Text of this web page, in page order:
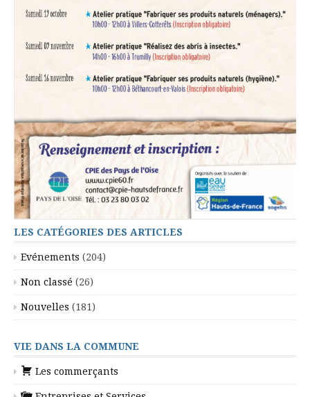
LES CATÉGORIES DES ARTICLES
Evénements (204)
Non classé (26)
Nouvelles (181)
VIE DANS LA COMMUNE
Les commerçants